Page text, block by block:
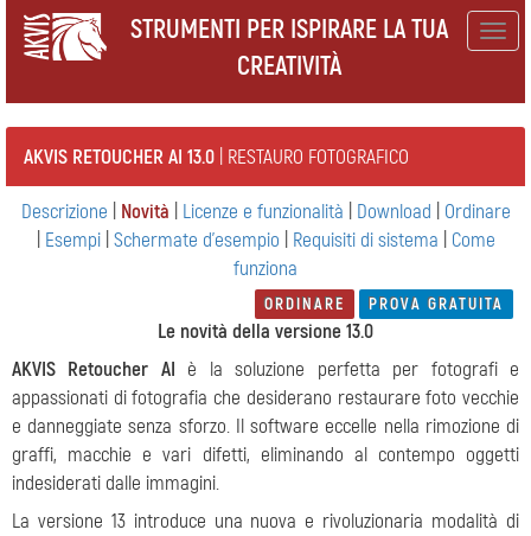
STRUMENTI PER ISPIRARE LA TUA
CREATIVITÀ
AKVIS RETOUCHER AI 13.0 | RESTAURO FOTOGRAFICO
Descrizione Novità Licenze e funzionalità Download
Ordinare
Esempi| Schermate d'esempio Requisiti di sistema
Come
funziona
ORDINARE PROVA GRATUITA
Le novità della versione 13.0
AKVIS Retoucher AI è la soluzione perfetta per fotografi e
appassionati di fotografia che desiderano restaurare foto vecchie
e danneggiate senza sforzo. Il software eccelle nella rimozione di
graffi, macchie e vari difetti, eliminando al contempo oggetti
indesiderati dalle immagini.
La versione 13 introduce una nuova e rivoluzionaria modalità di